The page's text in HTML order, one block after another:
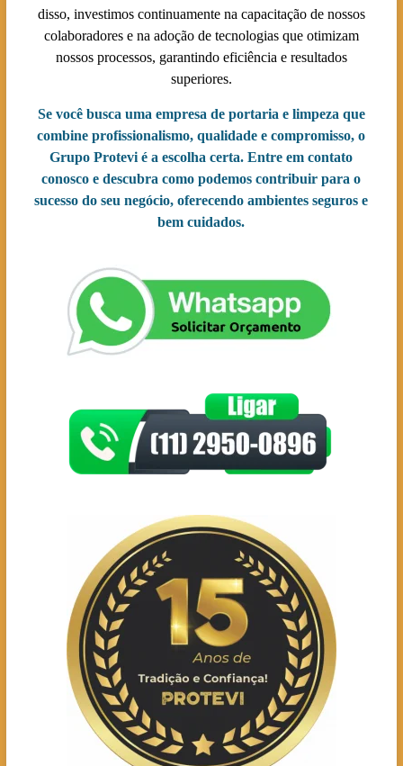
disso, investimos continuamente na capacitação de nossos
colaboradores e na adoção de tecnologias que otimizam
nossos processos, garantindo eficiência e resultados
superiores.
Se você busca uma empresa de portaria e limpeza que
combine profissionalismo, qualidade e compromisso, o
Grupo Protevi é a escolha certa. Entre em contato
conosco e descubra como podemos contribuir para o
sucesso do seu negócio, oferecendo ambientes seguros e
bem cuidados.